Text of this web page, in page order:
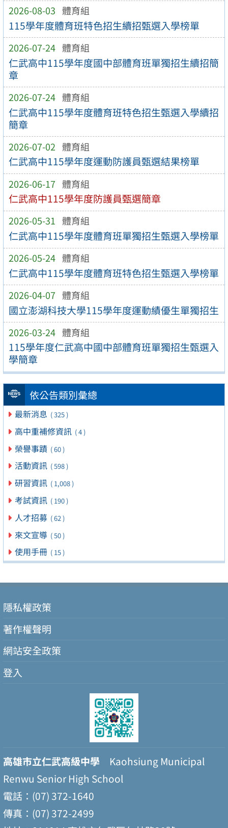
2026-08-03 體育組
115學年度體育班特色招生續招甄選入學榜單
2026-07-24 體育組
仁武高中115學年度國中部體育班單獨招生續招簡
章
2026-07-24 體育組
仁武高中115學年度體育班特色招生甄選入學續招
簡章
2026-07-02 體育組
仁武高中115學年度運動防護員甄選結果榜單
2026-06-17 體育組
仁武高中115學年度防護員甄選簡章
2026-05-31 體育組
仁武高中115學年度體育班單獨招生甄選入學榜單
2026-05-24 體育組
仁武高中115學年度體育班特色招生甄選入學榜單
2026-04-07 體育組
國立澎湖科技大學115學年度運動績優生單獨招生
2026-03-24 體育組
115學年度仁武高中國中部體育班單獨招生甄選入
學簡章
依公告類別彙總
最新消息 ( 325 )
高中重補修資訊 ( 4 )
榮譽事蹟 ( 60 )
活動資訊 ( 598 )
研習資訊 ( 1,008 )
考試資訊 ( 190 )
人才招募 ( 62 )
來文宣導 ( 50 )
使用手冊 ( 15 )
隱私權政策
著作權聲明
網站安全政策
登入
高雄市立仁武高級中學 Kaohsiung Municipal
Renwu Senior High School
電話：(07) 372-1640
傳真：(07) 372-2499